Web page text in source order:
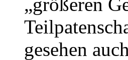
gesehen